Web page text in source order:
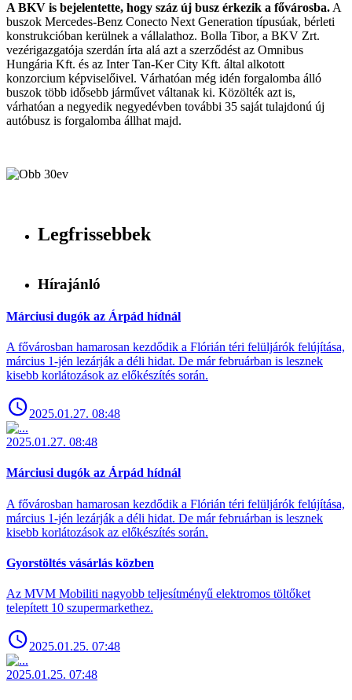
A BKV is bejelentette, hogy száz új busz érkezik a fővárosba. A
buszok Mercedes-Benz Conecto Next Generation típusúak, bérleti
konstrukcióban kerülnek a vállalathoz. Bolla Tibor, a BKV Zrt.
vezérigazgatója szerdán írta alá azt a szerződést az Omnibus
Hungária Kft. és az Inter Tan-Ker City Kft. által alkotott
konzorcium képviselőivel. Várhatóan még idén forgalomba álló
buszok több idősebb járművet váltanak ki. Közölték azt is,
várhatóan a negyedik negyedévben további 35 saját tulajdonú új
autóbusz is forgalomba állhat majd.
Legfrissebbek
Hírajánló
Márciusi dugók az Árpád hídnál
A fővárosban hamarosan kezdődik a Flórián téri felüljárók felújítása,
március 1-jén lezárják a déli hidat. De már februárban is lesznek
kisebb korlátozások az előkészítés során.
2025.01.27. 08:48
2025.01.27. 08:48
Márciusi dugók az Árpád hídnál
A fővárosban hamarosan kezdődik a Flórián téri felüljárók felújítása,
március 1-jén lezárják a déli hidat. De már februárban is lesznek
kisebb korlátozások az előkészítés során.
Gyorstöltés vásárlás közben
Az MVM Mobiliti nagyobb teljesítményű elektromos töltőket
telepített 10 szupermarkethez.
2025.01.25. 07:48
2025.01.25. 07:48